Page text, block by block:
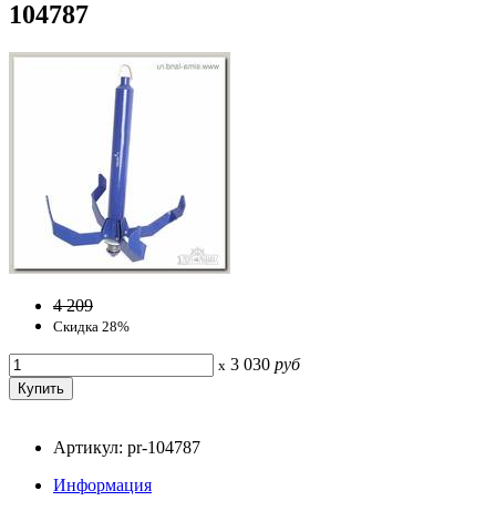
104787
4 209
Скидка 28%
x 3 030 руб
Артикул: pr-104787
Информация